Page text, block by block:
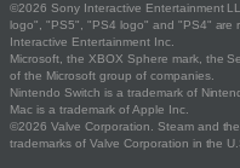
©2026 Sony Interactive Entertainment
logo", "PS5", "PS4 logo" and "PS4" are
Interactive Entertainment Inc.
Microsoft, the XBOX Sphere mark, the
of the Microsoft group of companies.
Nintendo Switch is a trademark of
Mac is a trademark of Apple Inc.
©2026 Valve Corporation. Steam and
trademarks of Valve Corporation in the